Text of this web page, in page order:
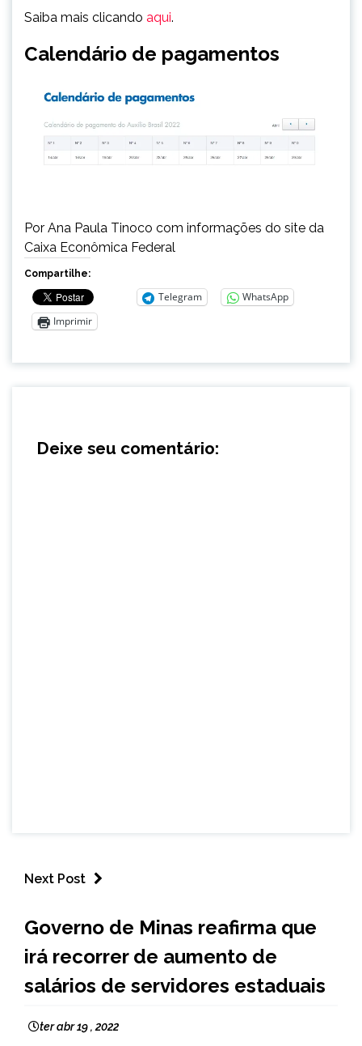
Saiba mais clicando aqui.
Calendário de pagamentos
Por Ana Paula Tinoco com informações do site da
Caixa Econômica Federal
Compartilhe:
Telegram
WhatsApp
Imprimir
Deixe seu comentário:
Next Post
GERAIS
NOTÍCIAS
Governo de Minas reafirma que
irá recorrer de aumento de
salários de servidores estaduais
ter abr 19 , 2022